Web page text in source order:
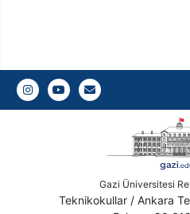
Gazi E-Mail
Gazi Üniversitesi
Teknikokullar / Ankara